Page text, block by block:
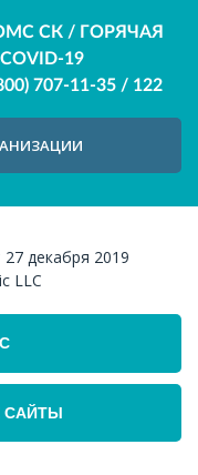
СК / ГОРЯЧАЯ
19
707-11-35 / 122
декабря 2019
LLC
САЙТЫ